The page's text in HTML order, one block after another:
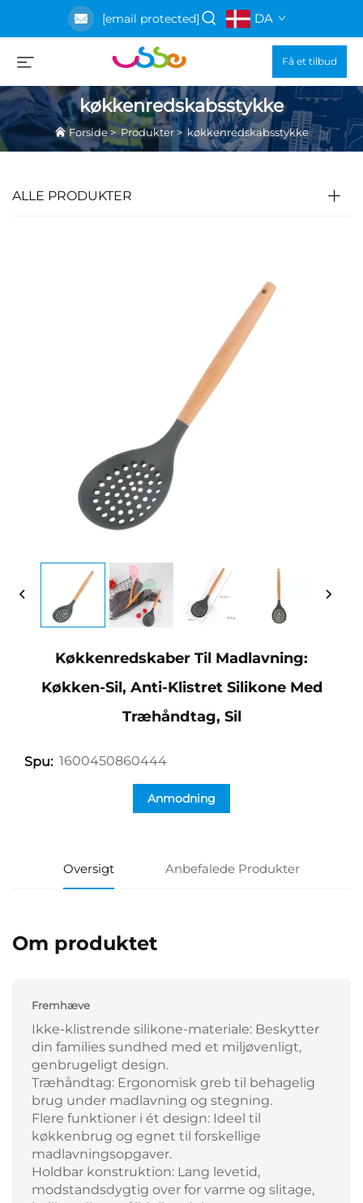
[email protected] DA
Få et tilbud
køkkenredskabsstykke
Forside>Produkter > køkkenredskabsstykke
ALLE PRODUKTER
Køkkenredskaber Til Madlavning:
Køkken-Sil, Anti-Klistret Silikone Med
Træhåndtag, Sil
Spu: 1600450860444
Anmodning
Oversigt Anbefalede Produkter
Om produktet
Fremhæve
Ikke-klistrende silikone-materiale: Beskytter
din families sundhed med et miljøvenligt,
genbrugeligt design.
Træhåndtag: Ergonomisk greb til behagelig
brug under madlavning og stegning.
Flere funktioner i ét design: Ideel til
køkkenbrug og egnet til forskellige
madlavningsopgaver.
Holdbar konstruktion: Lang levetid,
modstandsdygtig over for varme og slitage,